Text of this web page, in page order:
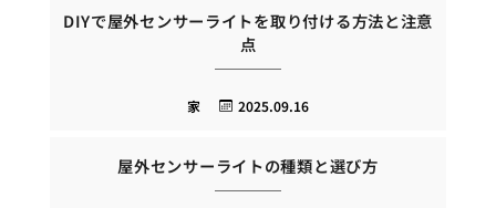
DIYで屋外センサーライトを取り付ける方法と注意
点
2025.09.16
家
屋外センサーライトの種類と選び方